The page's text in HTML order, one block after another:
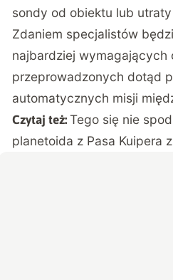
sondy od obiektu lub
Zdaniem specjalistów
najbardziej wymagających
przeprowadzonych dotąd
automatycznych misji
Czytaj też:Tego się nie
planetoida z Pasa Kuipera